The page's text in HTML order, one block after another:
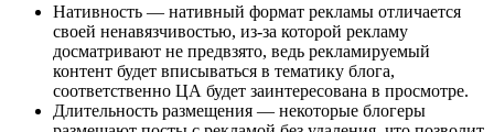
Нативность — нативный формат рекламы отличается
своей ненавязчивостью, из-за которой рекламу
досматривают не предвзято, ведь рекламируемый
контент будет вписываться в тематику блога,
соответственно ЦА будет заинтересована в просмотре.
Длительность размещения — некоторые блогеры